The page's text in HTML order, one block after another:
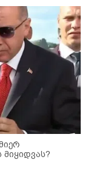
მიყიდვას?